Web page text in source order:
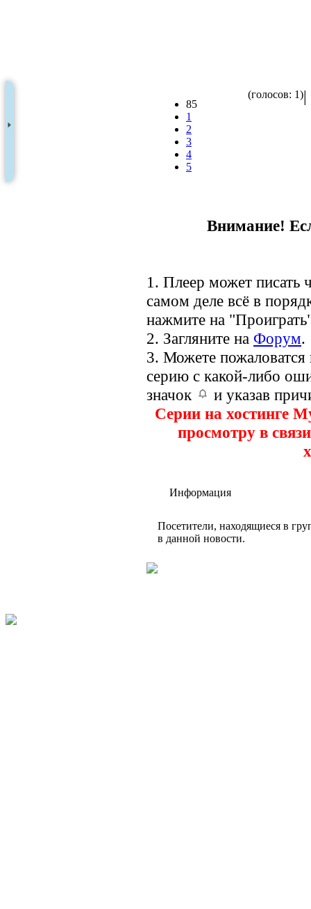
85
1
2
3
4
5
(голосов: 1)
Внимание!
1. Плеер может писать
самом деле всё в
нажмите на
2. Загляните на Форум.
3. Можете
серию с какой-либо
значок
и указав
Серии на хостинге
просмотру в
Информация
Посетители, находящиеся в
в данной новости.